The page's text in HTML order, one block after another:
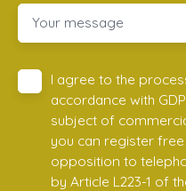
Your message
I agree to the
accordance with
subject of
you can register
opposition to
by Article L223-1 of